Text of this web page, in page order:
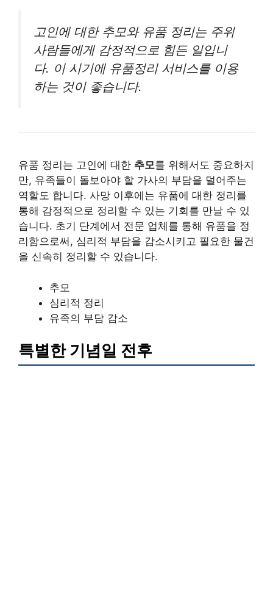
고인에 대한 추모와 유품 정리는 주위
사람들에게 감정적으로 힘든 일입니
다. 이 시기에 유품정리 서비스를 이용
하는 것이 좋습니다.
유품 정리는 고인에 대한 추모를 위해서도 중요하지
만, 유족들이 돌보아야 할 가사의 부담을 덜어주는
역할도 합니다. 사망 이후에는 유품에 대한 정리를
통해 감정적으로 정리할 수 있는 기회를 만날 수 있
습니다. 초기 단계에서 전문 업체를 통해 유품을 정
리함으로써, 심리적 부담을 감소시키고 필요한 물건
을 신속히 정리할 수 있습니다.
추모
심리적 정리
유족의 부담 감소
특별한 기념일 전후